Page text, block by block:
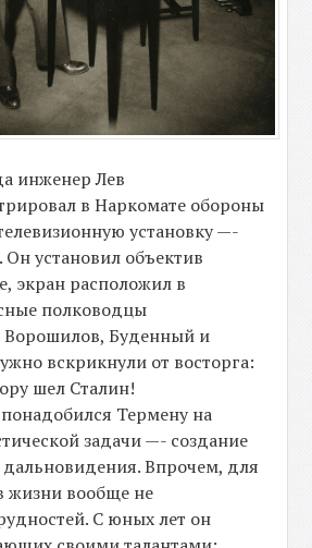
инженер Лев
в Наркомате обороны
установку —-
установил объектив
экран расположил в
полководцы
Буденный и
вскрикнули от восторга:
шел Сталин!
Термену на
задачи —- создание
дальновидения. Впрочем, для
жизни вообще не
С юных лет он